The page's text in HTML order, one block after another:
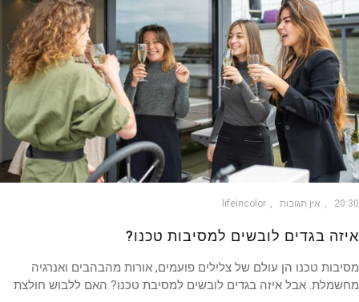
אין תגובות lifeincolor
בגדים לובשים למסיבות טכנו?
טכנו הן עולם של צלילים פועמים, אורות מהבהבים ואנרגיה
אבל איזה בגדים לובשים למסיבת טכנו? האם ללבוש חולצת